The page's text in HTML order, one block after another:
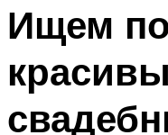
Ищем